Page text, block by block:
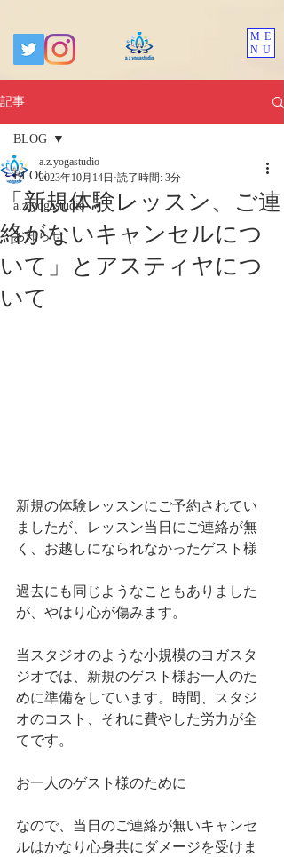
ME
NU
記事
BLOG
a.z.yogastudio
お知らせ
BLOG
「新規体験レッスン、ご連
絡がないキャンセルにつ
いて」とアスティヤにつ
いて
a.z.yogastudio
2023年10月14日 読了時間: 3分
新規の体験レッスンにご予約されてい
ましたが、レッスン当日にご連絡が無
く、お越しになられなかったゲスト様
過去にも同じようなこともありました
が、やはり心が傷みます。
当スタジオのような小規模のヨガスタ
ジオでは、新規のゲスト様お一人のた
めに準備をしています。時間、スタジ
オのコスト、それに費やした労力が全
てです。
お一人のゲスト様のために
なので、当日のご連絡が無いキャンセ
ルはかなり心身共にダメージを受けま